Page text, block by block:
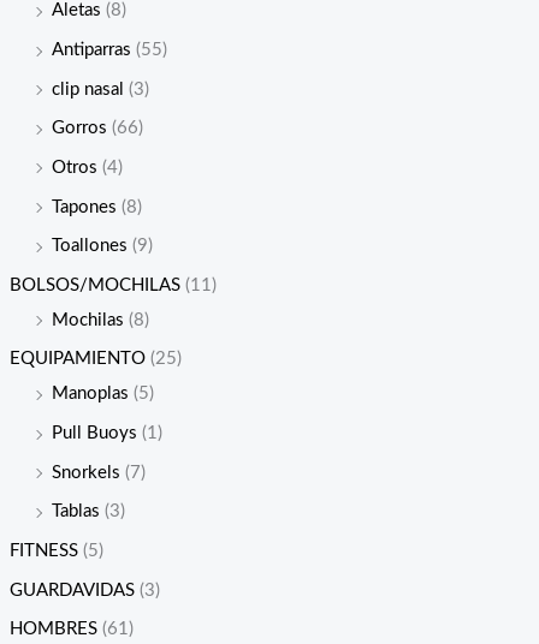
Aletas (8)
Antiparras (55)
clip nasal (3)
Gorros (66)
Otros (4)
Tapones (8)
Toallones (9)
BOLSOS/MOCHILAS (11)
Mochilas (8)
EQUIPAMIENTO (25)
Manoplas (5)
Pull Buoys (1)
Snorkels (7)
Tablas (3)
FITNESS (5)
GUARDAVIDAS (3)
HOMBRES (61)